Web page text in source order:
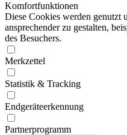
Komfortfunktionen
Diese Cookies werden genutzt
ansprechender zu gestalten,
des Besuchers.
Merkzettel
Statistik & Tracking
Endgeräteerkennung
Partnerprogramm